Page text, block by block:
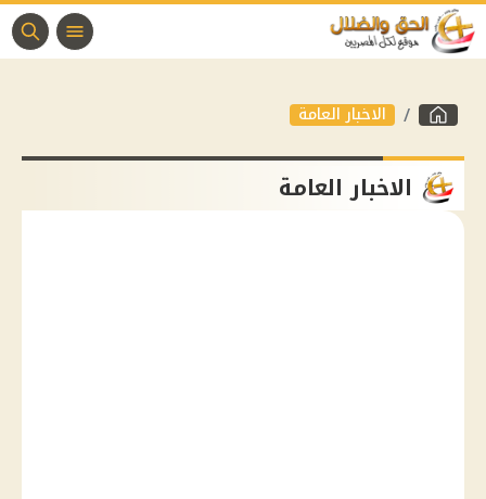
الاخبار العامة
الاخبار العامة